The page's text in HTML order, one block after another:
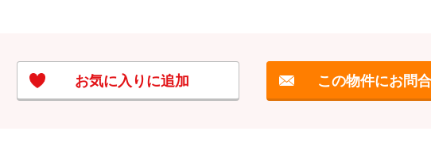
お気に入りに追加 この物件にお問